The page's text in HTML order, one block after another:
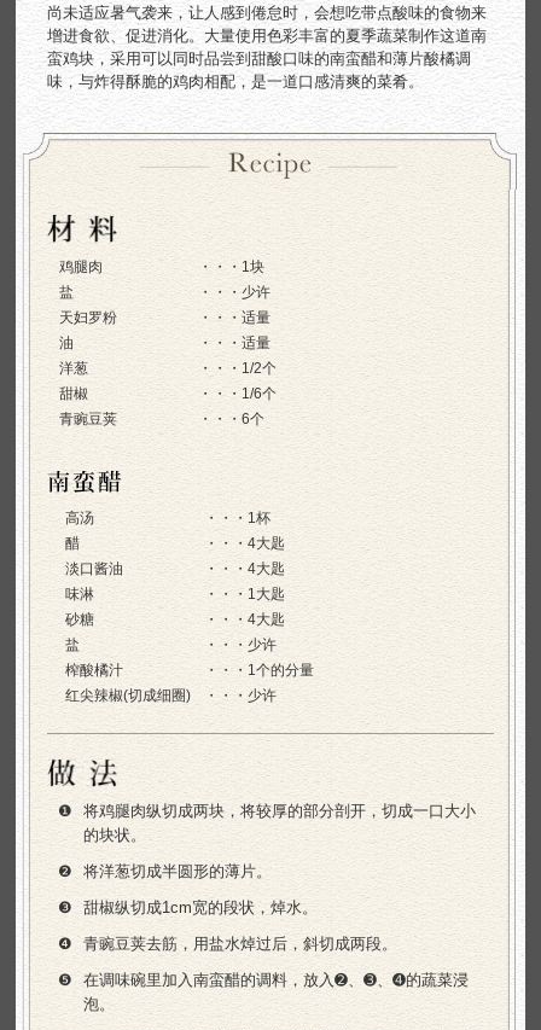
尚未适应暑气袭来，让人感到倦怠时，会想吃带点酸味的食物来
增进食欲、促进消化。大量使用色彩丰富的夏季蔬菜制作这道南
蛮鸡块，采用可以同时品尝到甜酸口味的南蛮醋和薄片酸橘调
味，与炸得酥脆的鸡肉相配，是一道口感清爽的菜肴。
鸡腿肉
1块
盐
少许
天妇罗粉
适量
油
适量
洋葱
1/2个
甜椒
1/6个
青豌豆荚
6个
高汤
1杯
醋
4大匙
淡口酱油
4大匙
味淋
1大匙
砂糖
4大匙
盐
少许
榨酸橘汁
1个的分量
红尖辣椒(切成细圈)
少许
❶
将鸡腿肉纵切成两块，将较厚的部分剖开，切成一口大小
的块状。
❷
将洋葱切成半圆形的薄片。
❸
甜椒纵切成1cm宽的段状，焯水。
❹
青豌豆荚去筋，用盐水焯过后，斜切成两段。
❺
在调味碗里加入南蛮醋的调料，放入➋、➌、➍的蔬菜浸
泡。